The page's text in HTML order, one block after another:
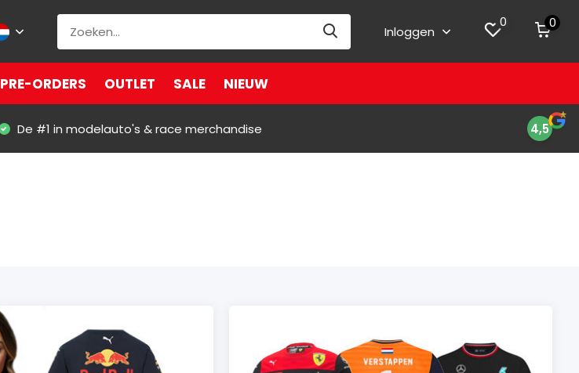
Inloggen
0 0
PRE-ORDERS OUTLET SALE NIEUW
De #1 in modelauto's & race merchandise 4,5